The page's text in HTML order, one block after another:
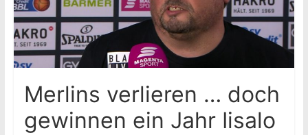
Merlins verlieren … doch
gewinnen ein Jahr Iisalo